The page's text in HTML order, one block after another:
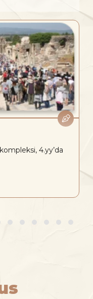
4.yy’da